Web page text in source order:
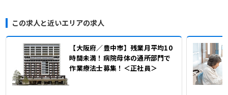
この求人と近いエリアの求人
【大阪府／豊中市】残業月平均10
時間未満！病院母体の通所部門で
作業療法士募集！＜正社員＞